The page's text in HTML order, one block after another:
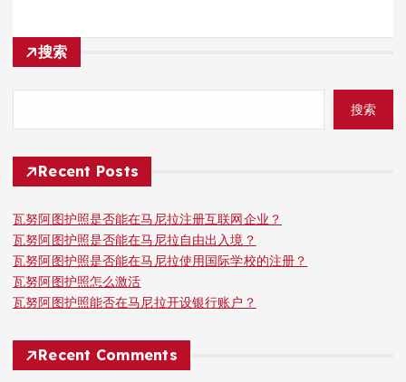
搜索
搜索
Recent Posts
瓦努阿图护照是否能在马尼拉注册互联网企业？
瓦努阿图护照是否能在马尼拉自由出入境？
瓦努阿图护照是否能在马尼拉使用国际学校的注册？
瓦努阿图护照怎么激活
瓦努阿图护照能否在马尼拉开设银行账户？
Recent Comments